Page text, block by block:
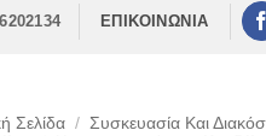
ΕΠΙΚΟΙΝΩΝΙΑ
Σελίδα / Συσκευασία Και